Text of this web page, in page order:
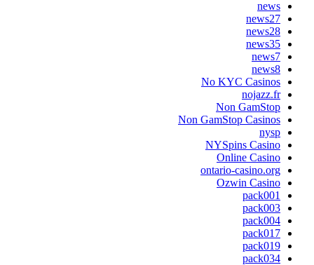
No KYC
Non
Non GamStop
NYSpins
Online
ontario-
Ozwin